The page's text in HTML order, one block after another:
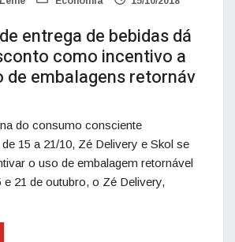
entrega de bebidas dá
como incentivo a
de embalagens retornáv
do consumo consciente
15 a 21/10, Zé Delivery e Skol se
o uso de embalagem retornável
e 21 de outubro, o Zé Delivery,